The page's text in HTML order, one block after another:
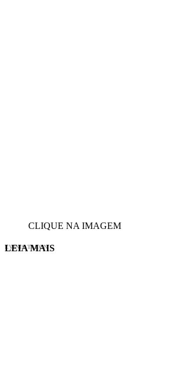
CLIQUE NA IMAGEM
EVINIS TALON
LEIA MAIS